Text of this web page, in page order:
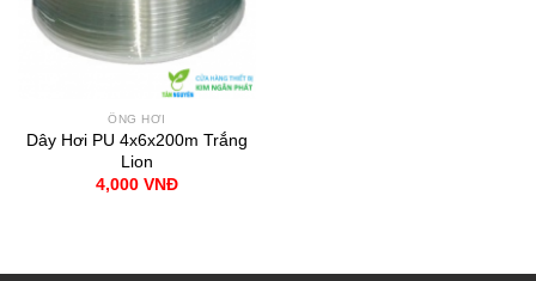
ỐNG HƠI
Dây Hơi PU 4x6x200m Trắng
Lion
4,000 VNĐ